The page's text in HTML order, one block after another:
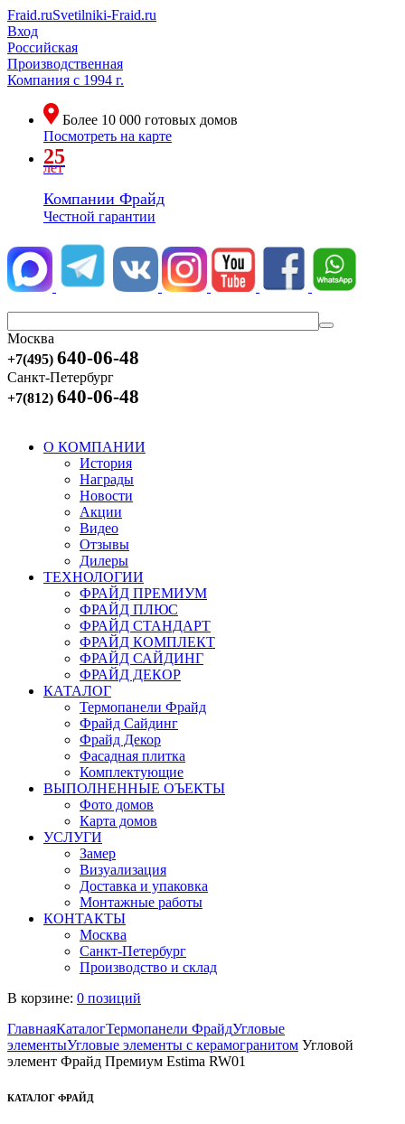
Fraid.ruSvetilniki-Fraid.ru
Вход
Российская
Производственная
Компания с 1994 г.
Более 10 000 готовых домов
Посмотреть на карте
25
лет
Компании Фрайд
Честной гарантии
Москва
+7(495) 640-06-48
Санкт-Петербург
+7(812) 640-06-48
О КОМПАНИИ
История
Награды
Новости
Акции
Видео
Отзывы
Дилеры
ТЕХНОЛОГИИ
ФРАЙД ПРЕМИУМ
ФРАЙД ПЛЮС
ФРАЙД СТАНДАРТ
ФРАЙД КОМПЛЕКТ
ФРАЙД САЙДИНГ
ФРАЙД ДЕКОР
КАТАЛОГ
Термопанели Фрайд
Фрайд Сайдинг
Фрайд Декор
Фасадная плитка
Комплектующие
ВЫПОЛНЕННЫЕ ОЪЕКТЫ
Фото домов
Карта домов
УСЛУГИ
Замер
Визуализация
Доставка и упаковка
Монтажные работы
КОНТАКТЫ
Москва
Санкт-Петербург
Производство и склад
В корзине: 0 позиций
ГлавнаяКаталогТермопанели ФрайдУгловые
элементыУгловые элементы с керамогранитом Угловой
элемент Фрайд Премиум Estima RW01
КАТАЛОГ ФРАЙД